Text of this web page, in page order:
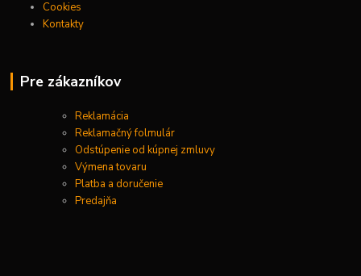
Cookies
Kontakty
Pre zákazníkov
Reklamácia
Reklamačný folmulár
Odstúpenie od kúpnej zmluvy
Výmena tovaru
Platba a doručenie
Predajňa